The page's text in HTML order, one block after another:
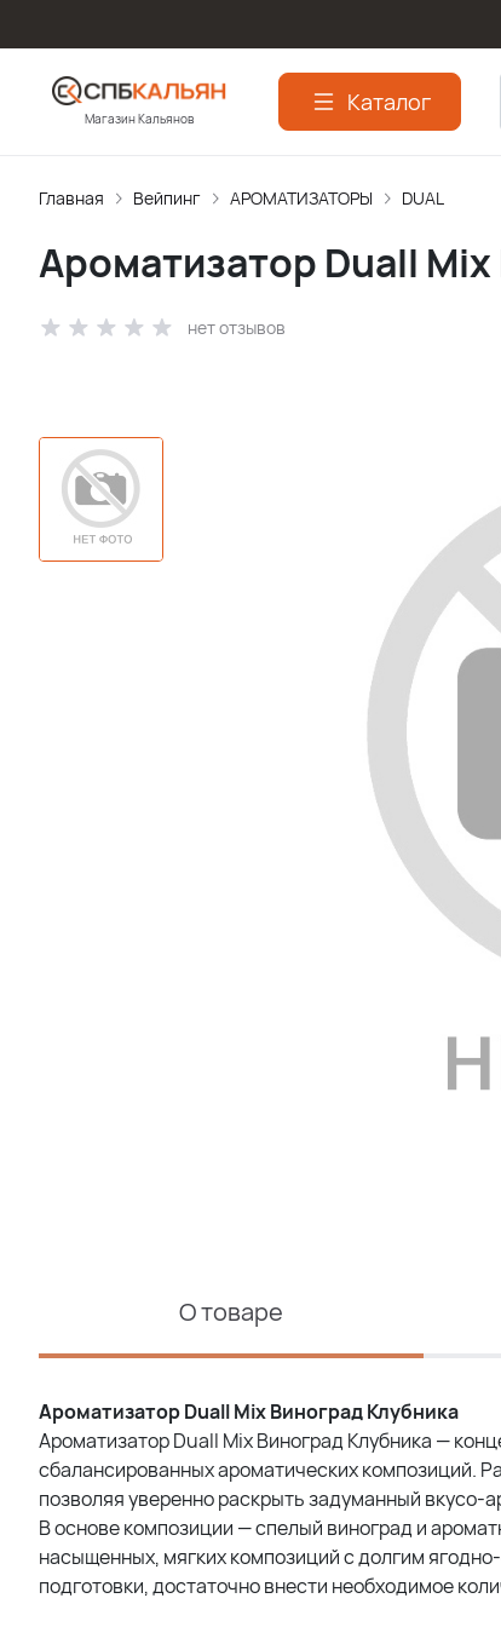
Магазин Кальянов
Каталог
Главная Вейпинг АРОМАТИЗАТОPЫ DUAL
Ароматизатор Duall
нет отзывов
О товаре
Ароматизатор Duall Mix Виноград Клубника
Ароматизатор Duall Mix Виноград Клубника —
сбалансированных ароматических композиций.
позволяя уверенно раскрыть задуманный вкусо-
В основе композиции — спелый виноград и
насыщенных, мягких композиций с долгим
подготовки, достаточно внести необходимое